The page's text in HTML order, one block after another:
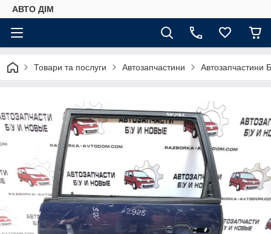
АВТО ДIМ
Товари та послуги Автозапчастини Автозапчастини